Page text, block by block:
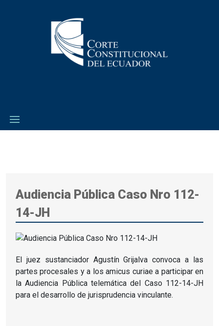
Audiencia Pública Caso Nro 112-
14-JH
El juez sustanciador Agustín Grijalva convoca a las
partes procesales y a los amicus curiae a participar en
la Audiencia Pública telemática del Caso 112-14-JH
para el desarrollo de jurisprudencia vinculante.